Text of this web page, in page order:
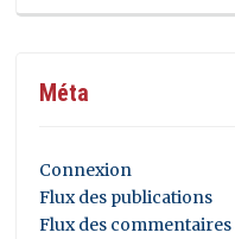
Méta
Connexion
Flux des publications
Flux des commentaires